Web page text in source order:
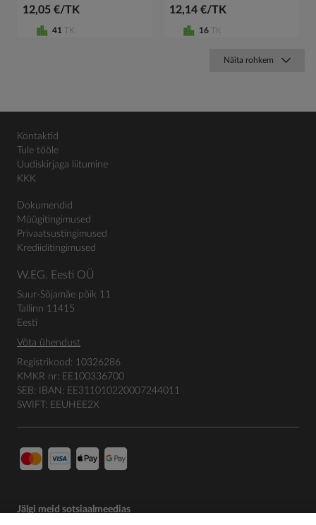
12,05 €/TK
41 TK
12,14 €/TK
16 TK
Näita rohkem
Kontaktid
Tule tööle
Uudiskirjaga liitumine
KKK
Dokumendid
Müügitingimused
Privaatsustingimused
Krediiditingimused
W.EG. Eesti OÜ
Suur-Sõjamäe põik 11
Tallinn 11415
Eesti
Võta ühendust
Registrikood: 10326286
KMKR nr: EE100336700
SEB: IBAN: EE311010220007244011
SWIFT: EEUHEE2X
Jälgi meid sotsiaalmeedias